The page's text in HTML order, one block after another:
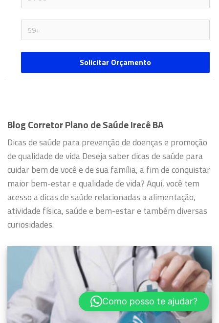
Solicitar Orçamento
Blog Corretor Plano de Saúde Irecê BA
Dicas de saúde para prevenção de doenças e promoção
de qualidade de vidaDeseja saber dicas de saúde para
cuidar bem de você e de sua família, a fim de conquistar
maior bem-estar e qualidade de vida?Aqui, você tem
acesso a dicas de saúde relacionadas a alimentação,
atividade física, saúde e bem-estar e também diversas
curiosidades.
Como posso te ajudar?